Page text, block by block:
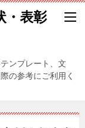
・表彰
ンプレート、文
の参考にご利用く